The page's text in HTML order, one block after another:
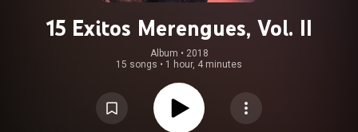
15 Exitos Merengues, Vol. II
Album • 2018
15 songs • 1 hour, 4 minutes